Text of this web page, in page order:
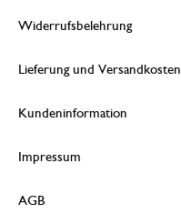
Widerrufsbelehrung
Lieferung und Versandkosten
Kundeninformation
Impressum
AGB